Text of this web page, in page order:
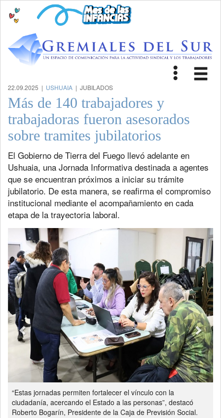
Toggle
22.09.2025 | USHUAIA | JUBILADOS
Más de 140 trabajadores y
trabajadoras fueron asesorados
sobre tramites jubilatorios
El Gobierno de Tierra del Fuego llevó adelante en
Ushuaia, una Jornada Informativa destinada a agentes
que se encuentran próximos a iniciar su trámite
jubilatorio. De esta manera, se reafirma el compromiso
institucional mediante el acompañamiento en cada
etapa de la trayectoria laboral.
“Estas jornadas permiten fortalecer el vínculo con la
ciudadanía, acercando el Estado a las personas”, destacó
Roberto Bogarín, Presidente de la Caja de Previsión Social.
Previous Next